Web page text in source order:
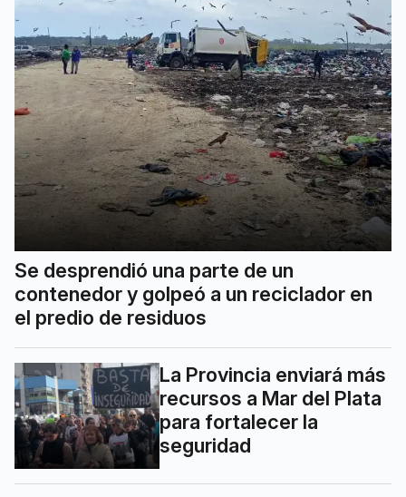
Se desprendió una parte de un
contenedor y golpeó a un reciclador en
el predio de residuos
La Provincia enviará más
recursos a Mar del Plata
para fortalecer la
seguridad